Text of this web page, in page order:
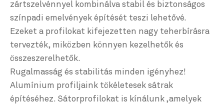
zártszelvénnyel kombinálva stabil és biztonságos
színpadi emelvények építését teszi lehetővé.
Ezeket a profilokat kifejezetten nagy teherbírásra
tervezték, miközben könnyen kezelhetők és
összeszerelhetők.
Rugalmasság és stabilitás minden igényhez!
Alumínium profiljaink tökéletesek sátrak
építéséhez. Sátorprofilokat is kínálunk ,amelyek